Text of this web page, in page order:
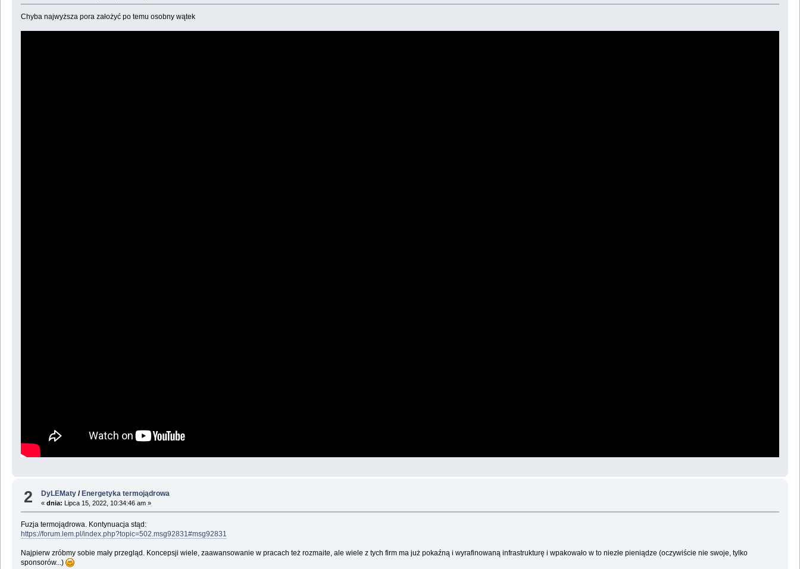
Chyba najwyższa pora założyć po temu osobny wątek
2 DyLEMaty / Energetyka termojądrowa
«dnia: Lipca 15, 2022, 10:34:46 am »
Fuzja termojądrowa. Kontynuacja stąd:
https://forum.lem.pl/index.php?topic=502.msg92831#msg92831
Najpierw zróbmy sobie mały przegląd. Koncepsji wiele, zaawansowanie w pracach też rozmaite, ale wiele z tych firm ma już pokaźną i wyrafinowaną infrastrukturę i wpakowało w to niezłe pieniądze (oczywiście nie swoje, tylko
sponsorów...)